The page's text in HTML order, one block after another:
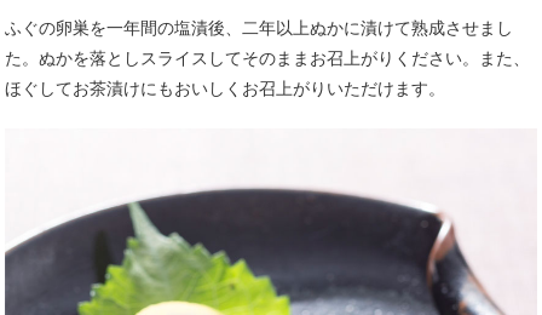
ふぐの卵巣を一年間の塩漬後、二年以上ぬかに漬けて熟成させまし
た。ぬかを落としスライスしてそのままお召上がりください。また、
ほぐしてお茶漬けにもおいしくお召上がりいただけます。